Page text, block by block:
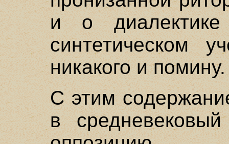
и о
синтетическом
никакого и помину.
С этим
в